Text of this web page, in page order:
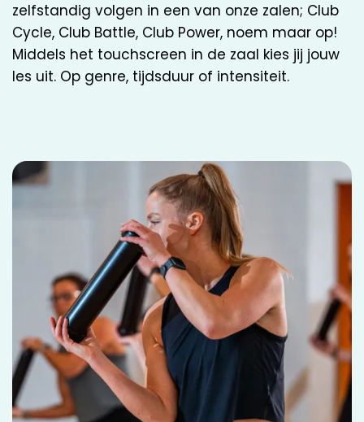
zelfstandig volgen in een van onze zalen; Club
Cycle, Club Battle, Club Power, noem maar op!
Middels het touchscreen in de zaal kies jij jouw
les uit. Op genre, tijdsduur of intensiteit.